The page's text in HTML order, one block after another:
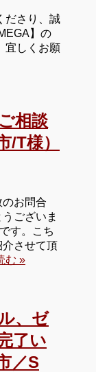
ださり、誠
】の
宜しくお願
相談
T様）
お問合
ございま
す。こち
介させて頂
む »
、ゼ
了い
／S